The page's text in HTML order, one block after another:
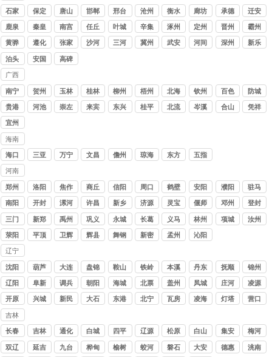
讨债
公司
石家
庄
保定 唐山 邯郸 邢台 沧州 衡水 廊坊 承德 迁安
鹿泉
秦皇
岛
南宫 任丘 叶城 辛集 涿州 定州 晋州 霸州
黄骅 遵化
张家
口
沙河 三河 冀州 武安 河间 深州 新乐
泊头 安国
高碑
广西
讨债
公司
南宁 贺州 玉林 桂林 柳州 梧州 北海 钦州 百色
防城
港
贵港 河池 崇左 来宾 东兴 桂平 北流 岑溪 合山 凭祥
宜州
海南
讨债
公司
海口 三亚 万宁 文昌 儋州 琼海 东方
五指
河南
讨债
公司
郑州 洛阳 焦作 商丘 信阳 周口 鹤壁 安阳 濮阳
驻马
店
南阳 开封 漯河 许昌 新乡 济源 灵宝 偃师 邓州 登封
三门
峡
新郑 禹州 巩义 永城 长葛 义马 林州 项城 汝州
荥阳
平顶
卫辉 辉县 舞钢 新密 孟州 沁阳
辽宁
讨债
公司
沈阳
葫芦
岛
大连 盘锦 鞍山 铁岭 本溪 丹东 抚顺 锦州
辽阳 阜新
调兵
山
朝阳 海城 北票 盖州 凤城 庄河 凌源
开原 兴城 新民
大石
东港 北宁
瓦房
凌海 灯塔 营口
吉林
讨债
公司
长春 吉林 通化 白城 四平 辽源 松原 白山 集安
梅河
口
双辽 延吉 九台 桦甸 榆树 蛟河 磐石 大安 德惠 洮南